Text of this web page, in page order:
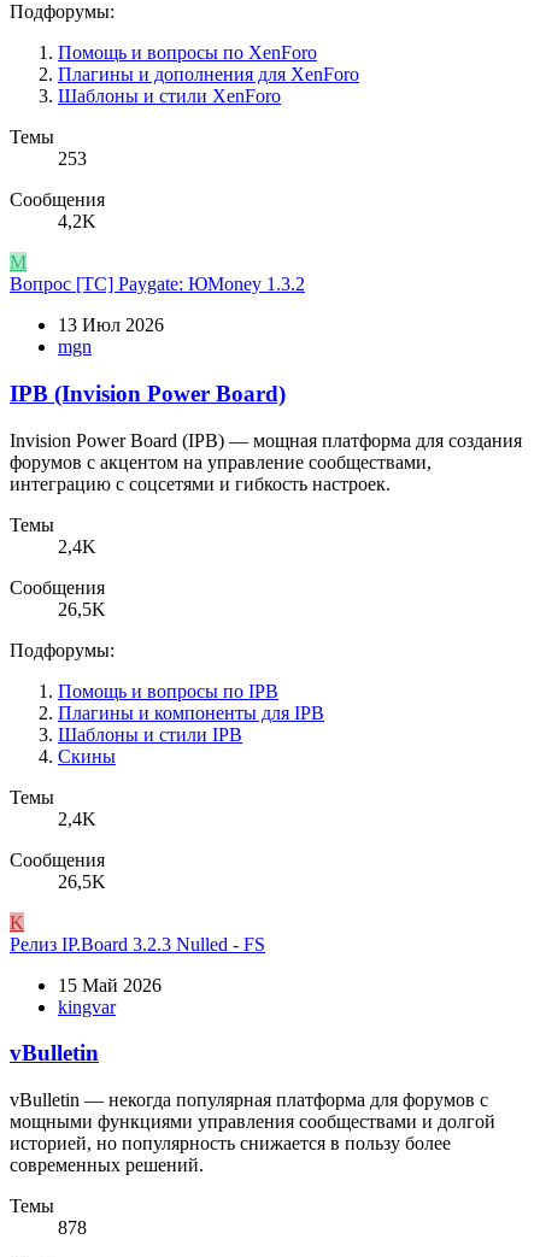
Подфорумы:
Помощь и вопросы по XenForo
Плагины и дополнения для XenForo
Шаблоны и стили XenForo
Темы
253
Сообщения
4,2K
M
Вопрос [TC] Paygate: ЮMoney 1.3.2
13 Июл 2026
mgn
IPB (Invision Power Board)
Invision Power Board (IPB) — мощная платформа для создания
форумов с акцентом на управление сообществами,
интеграцию с соцсетями и гибкость настроек.
Темы
2,4K
Сообщения
26,5K
Подфорумы:
Помощь и вопросы по IPB
Плагины и компоненты для IPB
Шаблоны и стили IPB
Cкины
Темы
2,4K
Сообщения
26,5K
K
Релиз IP.Board 3.2.3 Nulled - FS
15 Май 2026
kingvar
vBulletin
vBulletin — некогда популярная платформа для форумов с
мощными функциями управления сообществами и долгой
историей, но популярность снижается в пользу более
современных решений.
Темы
878